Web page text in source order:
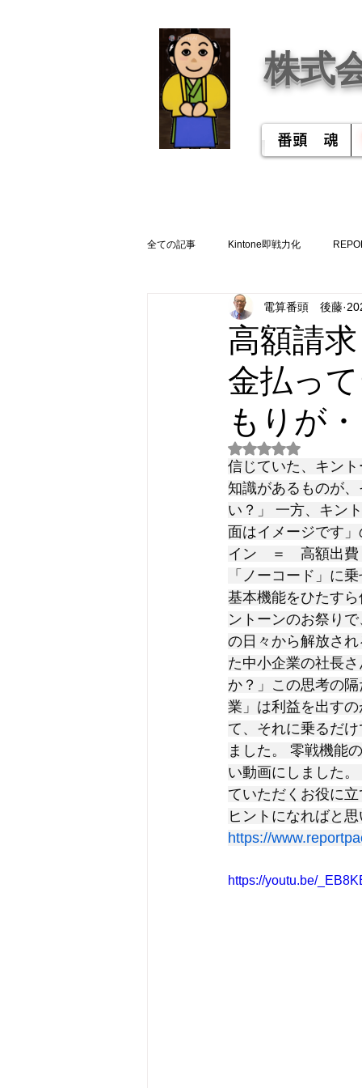
株式
番頭 魂
全ての記事 Kintone即戦力化
高額請
金払っ
もりが
電算番頭 後藤
5つ星のうちNaN
信じていた、キン
知識があるものが
い？」 一方、キン
面はイメージです
イン　＝　高額出
「ノーコード」に
基本機能をひたす
ントーンのお祭り
の日々から解放さ
た中小企業の社長
か？」この思考の
業」は利益を出す
て、それに乗るだ
ました。 零戦機能
い動画にしました
ていただくお役に
ヒントになればと
https://
https://youtu.be/